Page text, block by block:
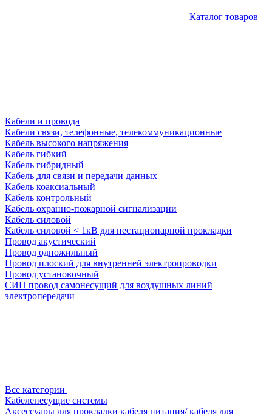
Каталог товаров
Кабели и провода
Кабели связи, телефонные, телекоммуникационные
Кабель высокого напряжения
Кабель гибкий
Кабель гибридный
Кабель для связи и передачи данных
Кабель коаксиальный
Кабель контрольный
Кабель охранно-пожарной сигнализации
Кабель силовой
Кабель силовой < 1кВ для нестационарной прокладки
Провод акустический
Провод одножильный
Провод плоский для внутренней электропроводки
Провод установочный
СИП провод самонесущий для воздушных линий
электропередачи
Все категории
Кабеленесущие системы
Аксессуары для прокладки кабеля питания/ кабеля для